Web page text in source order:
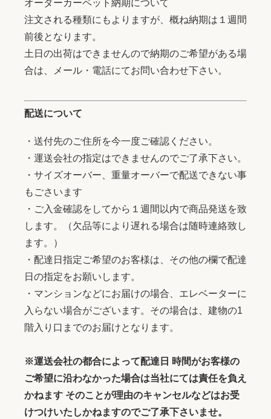
オーダーカーペット納期について
注文される種類にもよりますが、概ね納期は１週間
前後となります。
土日の出荷はできませんので納期のご希望がある場
合は、メール・電話にてお問い合わせ下さい。
配送について
・送付先のご住所を今一度ご確認ください。
・運送会社の指定はできませんのでご了承下さい。
・サイズオーバー、重量オーバーで配送できない事
もごさいます
・ご入金確認をしてから１週間以内で商品発送を致
します。（欠品等により遅れる場合は随時連絡致し
ます。）
・配達日指定ご希望のお客様は、その他の欄で配達
日の指定をお願いします。
・マンションなどにお届けの場合、エレベーターに
入らない場合がございます。その場合は、建物の1
階入り口までのお届けとなります。
※運送会社の都合によって配達日 時間がお客様の
ご希望に沿わなかった場合は当社にては責任を負え
かねます そのことが理由のキャンセルなどはお受
けつけいたしかねますのでご了承下さいませ。